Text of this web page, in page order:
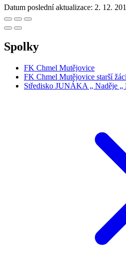
Datum poslední aktualizace: 2. 12.
Spolky
FK Chmel Mutějovice
FK Chmel Mutějovice starší žáci
Středisko JUNÁKA „ Naděje „